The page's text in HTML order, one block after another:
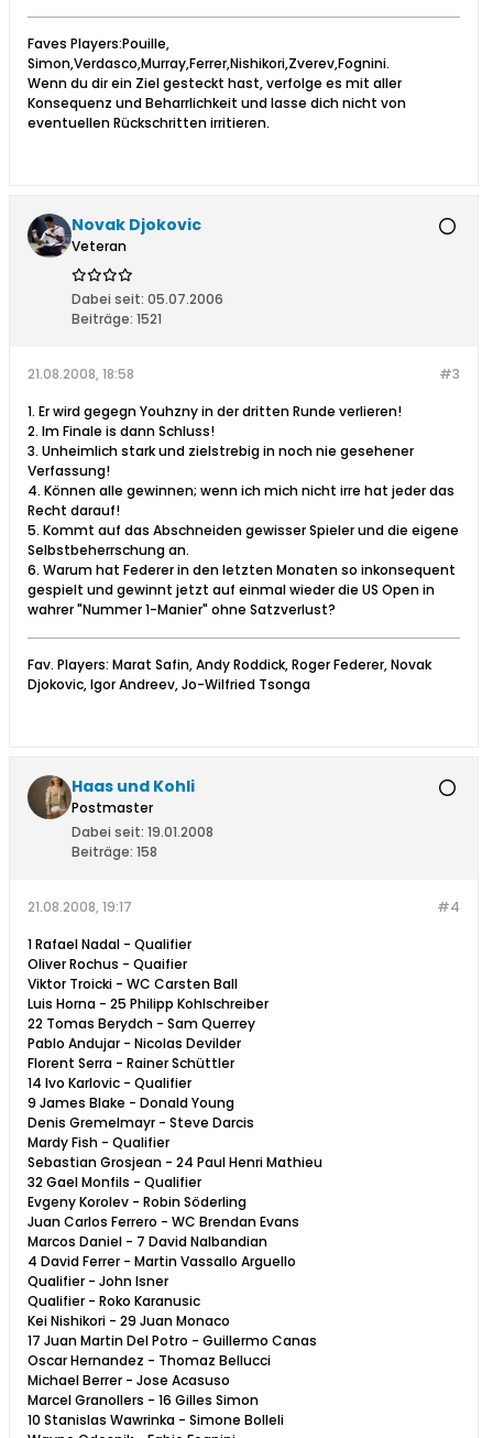
Faves Players:Pouille,
Simon,Verdasco,Murray,Ferrer,Nishikori,Zverev,Fognini.
Wenn du dir ein Ziel gesteckt hast, verfolge es mit aller
Konsequenz und Beharrlichkeit und lasse dich nicht von
eventuellen Rückschritten irritieren.
Novak Djokovic
Veteran
Dabei seit: 05.07.2006
Beiträge: 1521
#3
21.08.2008, 18:58
1. Er wird gegegn Youhzny in der dritten Runde verlieren!
2. Im Finale is dann Schluss!
3. Unheimlich stark und zielstrebig in noch nie gesehener
Verfassung!
4. Können alle gewinnen; wenn ich mich nicht irre hat jeder das
Recht darauf!
5. Kommt auf das Abschneiden gewisser Spieler und die eigene
Selbstbeherrschung an.
6. Warum hat Federer in den letzten Monaten so inkonsequent
gespielt und gewinnt jetzt auf einmal wieder die US Open in
wahrer "Nummer 1-Manier" ohne Satzverlust?
Fav. Players: Marat Safin, Andy Roddick, Roger Federer, Novak
Djokovic, Igor Andreev, Jo-Wilfried Tsonga
Haas und Kohli
Postmaster
Dabei seit: 19.01.2008
Beiträge: 158
#4
21.08.2008, 19:17
1 Rafael Nadal - Qualifier
Oliver Rochus - Quaifier
Viktor Troicki - WC Carsten Ball
Luis Horna - 25 Philipp Kohlschreiber
22 Tomas Berydch - Sam Querrey
Pablo Andujar - Nicolas Devilder
Florent Serra - Rainer Schüttler
14 Ivo Karlovic - Qualifier
9 James Blake - Donald Young
Denis Gremelmayr - Steve Darcis
Mardy Fish - Qualifier
Sebastian Grosjean - 24 Paul Henri Mathieu
32 Gael Monfils - Qualifier
Evgeny Korolev - Robin Söderling
Juan Carlos Ferrero - WC Brendan Evans
Marcos Daniel - 7 David Nalbandian
4 David Ferrer - Martin Vassallo Arguello
Qualifier - John Isner
Qualifier - Roko Karanusic
Kei Nishikori - 29 Juan Monaco
17 Juan Martin Del Potro - Guillermo Canas
Oscar Hernandez - Thomaz Bellucci
Michael Berrer - Jose Acasuso
Marcel Granollers - 16 Gilles Simon
10 Stanislas Wawrinka - Simone Bolleli